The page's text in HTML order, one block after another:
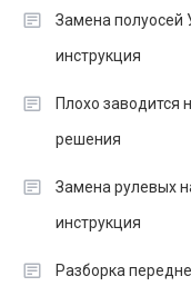
Замена полуосей
инструкция
Плохо заводится
решения
Замена рулевых
инструкция
Разборка